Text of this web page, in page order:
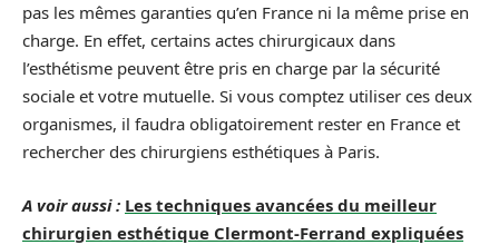
pas les mêmes garanties qu’en France ni la même prise en
charge. En effet, certains actes chirurgicaux dans
l’esthétisme peuvent être pris en charge par la sécurité
sociale et votre mutuelle. Si vous comptez utiliser ces deux
organismes, il faudra obligatoirement rester en France et
rechercher des chirurgiens esthétiques à Paris.
A voir aussi : Les techniques avancées du meilleur
chirurgien esthétique Clermont-Ferrand expliquées